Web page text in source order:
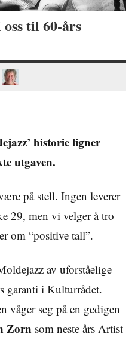
til 60-års
historie ligner
utgaven.
på stell. Ingen leverer
29, men vi velger å tro
om “positive tall”.
av uforståelige
garanti i Kulturrådet.
våger seg på en gedigen
Zorn som neste års Artist